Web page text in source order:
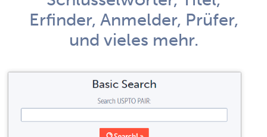
Erfinder, Anmelder, Prüfer,
und vieles mehr.